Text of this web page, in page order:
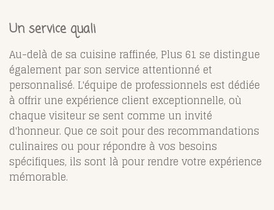
Un service quali
Au-delà de sa cuisine raffinée, Plus 61 se distingue
également par son service attentionné et
personnalisé. L'équipe de professionnels est dédiée
à offrir une expérience client exceptionnelle, où
chaque visiteur se sent comme un invité
d'honneur. Que ce soit pour des recommandations
culinaires ou pour répondre à vos besoins
spécifiques, ils sont là pour rendre votre expérience
mémorable.